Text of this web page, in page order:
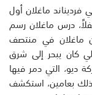
فرديناند ماغلان أول
درس ماغلان رسم
عام 1505، عندما كان ماغلان في منتصف
كان يبحر إلى شرق
في معركة ديو، التي دمر فيها
ذلك بعامين، استكشف